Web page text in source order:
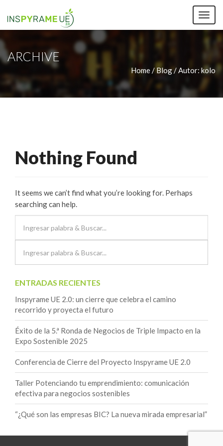
ARCHIVE
Home / Blog /Autor: kolo
Nothing Found
It seems we can’t find what you’re looking for. Perhaps
searching can help.
ENTRADAS RECIENTES
Inspyrame UE 2.0: un cierre que celebra el camino
recorrido y proyecta el futuro
Éxito de la 5.ª Ronda de Negocios de Triple Impacto en la
Expo Sostenible 2025
Conferencia de Cierre del Proyecto Inspyrame UE 2.0
Taller Potenciando tu emprendimiento: comunicación
efectiva para negocios sostenibles
“¿Qué son las empresas BIC? La nueva mirada empresarial”